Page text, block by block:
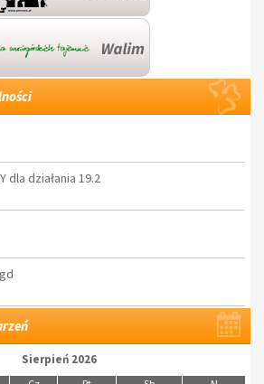
dla działania 19.2
Sierpień 2026